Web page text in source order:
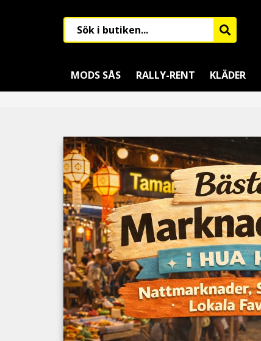
MODS SÅS RALLY-RENT KLÄDER